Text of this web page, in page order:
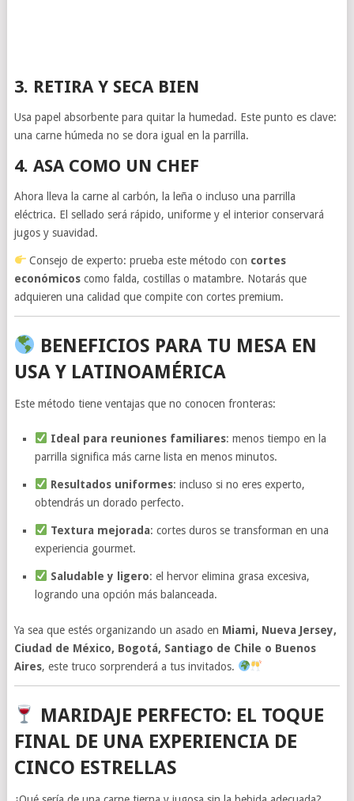
3. RETIRA Y SECA BIEN
Usa papel absorbente para quitar la humedad. Este punto es clave:
una carne húmeda no se dora igual en la parrilla.
4. ASA COMO UN CHEF
Ahora lleva la carne al carbón, la leña o incluso una parrilla
eléctrica. El sellado será rápido, uniforme y el interior conservará
jugos y suavidad.
Consejo de experto: prueba este método con cortes
económicoscomo falda, costillas o matambre. Notarás que
adquieren una calidad que compite con cortes premium.
BENEFICIOS PARA TU MESA EN
USA Y LATINOAMÉRICA
Este método tiene ventajas que no conocen fronteras:
Ideal para reuniones familiares: menos tiempo en la
parrilla significa más carne lista en menos minutos.
Resultados uniformes: incluso si no eres experto,
obtendrás un dorado perfecto.
Textura mejorada: cortes duros se transforman en una
experiencia gourmet.
Saludable y ligero: el hervor elimina grasa excesiva,
logrando una opción más balanceada.
Ya sea que estés organizando un asado en Miami, Nueva Jersey,
Ciudad de México, Bogotá, Santiago de Chile o Buenos
Aires, este truco sorprenderá a tus invitados.
MARIDAJE PERFECTO: EL TOQUE
FINAL DE UNA EXPERIENCIA DE
CINCO ESTRELLAS